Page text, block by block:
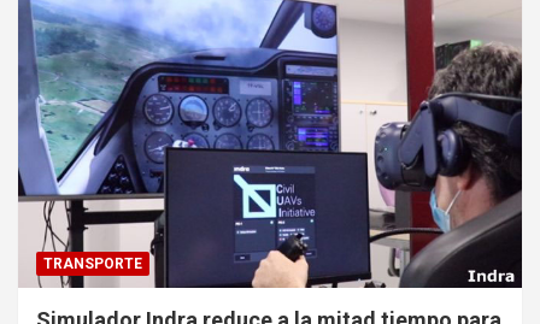
TRANSPORTE